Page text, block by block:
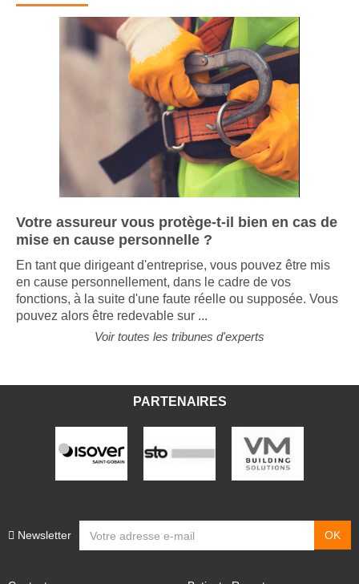
Votre assureur vous protège-t-il bien en cas de
mise en cause personnelle ?
En tant que dirigeant d'entreprise, vous pouvez être mis
en cause personnellement, dans le cadre de vos
fonctions, à la suite d'une faute réelle ou supposée. Vous
pouvez alors être redevable sur ...
Voir toutes les tribunes d'experts
PARTENAIRES
Newsletter